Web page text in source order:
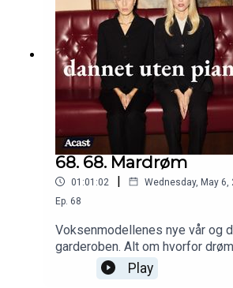
68. 68. Mardrøm
01:01:02 | Wednesday, May 6,
Ep. 68
Voksenmodellenes nye vår og
garderoben. Alt om hvorfor
hotell i Hellas, fremstår som et
enkelte av oss. Aldri før har det
Play